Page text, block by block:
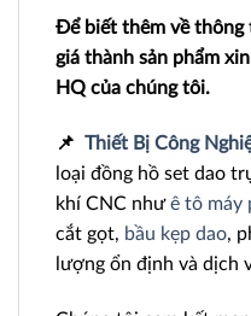
Để biết thêm về
giá thành sản phẩm
HQ của chúng tôi.
📌 Thiết Bị Công
loại đồng hồ set dao
khí CNC nhưê tô máy
cắt gọt, bầu kẹp dao,
lượng ổn định và dịch